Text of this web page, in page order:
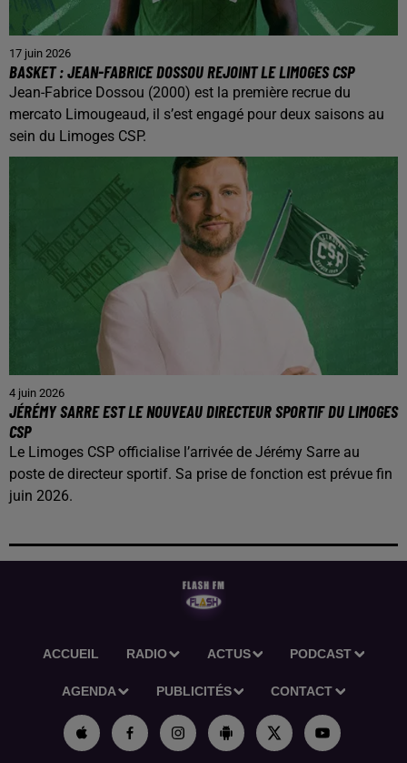
17 juin 2026
BASKET : JEAN-FABRICE DOSSOU REJOINT LE LIMOGES CSP
Jean-Fabrice Dossou (2000) est la première recrue du
mercato Limougeaud, il s’est engagé pour deux saisons au
sein du Limoges CSP.
4 juin 2026
JÉRÉMY SARRE EST LE NOUVEAU DIRECTEUR SPORTIF DU LIMOGES
CSP
Le Limoges CSP officialise l’arrivée de Jérémy Sarre au
poste de directeur sportif. Sa prise de fonction est prévue fin
juin 2026.
ACCUEIL RADIO ACTUS PODCAST
AGENDA PUBLICITÉS CONTACT